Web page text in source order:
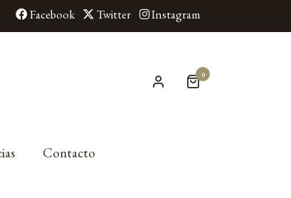
Facebook Twitter Instagram
0
Contacto